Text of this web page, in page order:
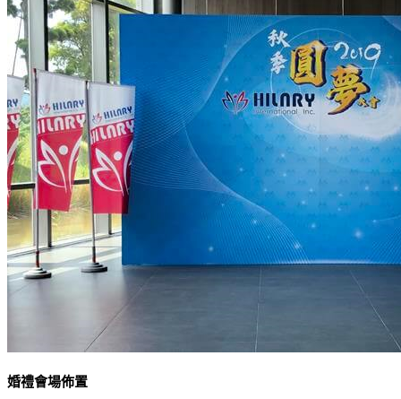
婚禮會場佈置